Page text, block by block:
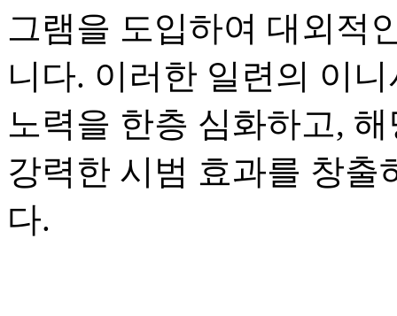
그램을 도입하여 대외적
니다. 이러한 일련의 이
노력을 한층 심화하고,
강력한 시범 효과를 창출
다.